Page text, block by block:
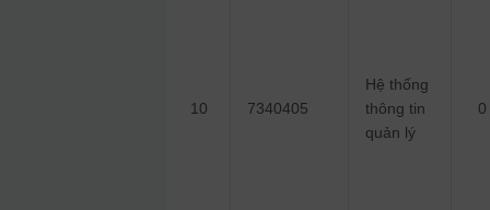
10 7340405
Hệ thống
thông tin
quản lý
0